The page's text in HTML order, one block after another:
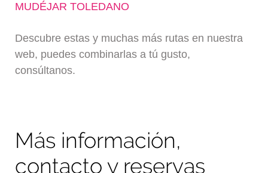
MUDÉJAR TOLEDANO
Descubre estas y muchas más rutas en nuestra
web, puedes combinarlas a tú gusto,
consúltanos.
Más información,
contacto y reservas